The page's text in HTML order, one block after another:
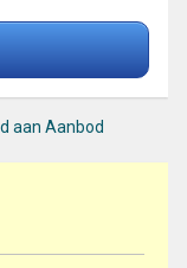
aan Aanbod